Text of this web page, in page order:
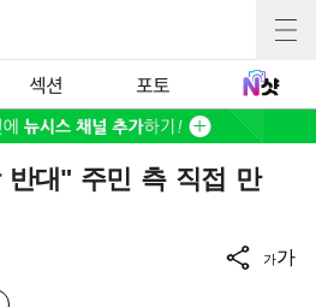
섹션 포토
반대" 주민 측 직접 만
가가